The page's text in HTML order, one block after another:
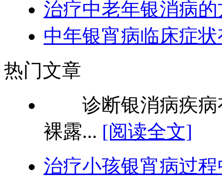
治疗中老年银消病
中年银宵病临床症
热门文章
诊断银消病疾病
裸露... [阅读全文]
治疗小孩银宵病过